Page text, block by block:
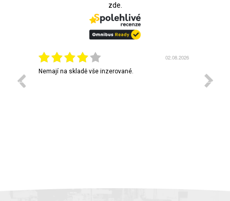
zde.
02.08.2026
Nemají na skladě vše inzerované.